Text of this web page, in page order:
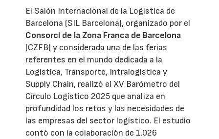
El Salón Internacional de la Logística de
Barcelona (SIL Barcelona), organizado por el
Consorci de la Zona Franca de Barcelona
(CZFB) y considerada una de las ferias
referentes en el mundo dedicada a la
Logística, Transporte, Intralogística y
Supply Chain, realizó el XV Barómetro del
Círculo Logístico 2025 que analiza en
profundidad los retos y las necesidades de
las empresas del sector logístico. El estudio
contó con la colaboración de 1.026